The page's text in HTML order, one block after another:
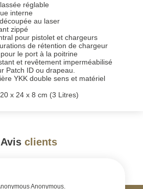
réglable
interne
au laser
zippé
pour pistolet et chargeurs
de rétention de chargeur
le port à la poitrine
et revêtement imperméabilisé
Patch ID ou drapeau.
YKK double sens et matériel
x 24 x 8 cm (3 Litres)
Avis clients
Anonymous.